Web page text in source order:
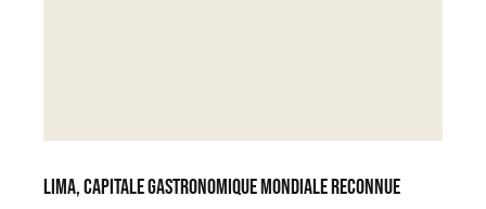
Lima, capitale gastronomique mondiale reconnue